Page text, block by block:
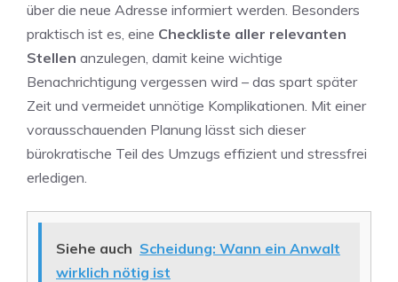
über die neue Adresse informiert werden. Besonders
praktisch ist es, eine Checkliste aller relevanten
Stellen anzulegen, damit keine wichtige
Benachrichtigung vergessen wird – das spart später
Zeit und vermeidet unnötige Komplikationen. Mit einer
vorausschauenden Planung lässt sich dieser
bürokratische Teil des Umzugs effizient und stressfrei
erledigen.
Siehe auch Scheidung: Wann ein Anwalt
wirklich nötig ist